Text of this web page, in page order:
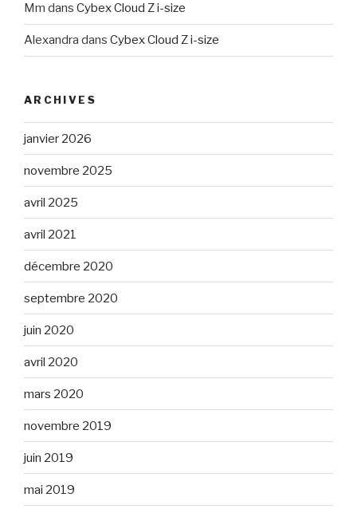
Mm dans Cybex Cloud Z i-size
Alexandra dans Cybex Cloud Z i-size
ARCHIVES
janvier 2026
novembre 2025
avril 2025
avril 2021
décembre 2020
septembre 2020
juin 2020
avril 2020
mars 2020
novembre 2019
juin 2019
mai 2019